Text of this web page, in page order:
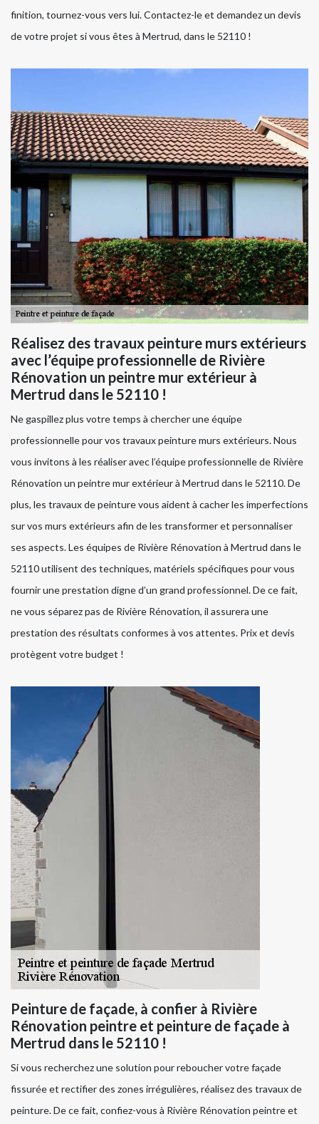
finition, tournez-vous vers lui. Contactez-le et demandez un devis
de votre projet si vous êtes à Mertrud, dans le 52110 !
Réalisez des travaux peinture murs extérieurs
avec l’équipe professionnelle de Rivière
Rénovation un peintre mur extérieur à
Mertrud dans le 52110 !
Ne gaspillez plus votre temps à chercher une équipe
professionnelle pour vos travaux peinture murs extérieurs. Nous
vous invitons à les réaliser avec l’équipe professionnelle de Rivière
Rénovation un peintre mur extérieur à Mertrud dans le 52110. De
plus, les travaux de peinture vous aident à cacher les imperfections
sur vos murs extérieurs afin de les transformer et personnaliser
ses aspects. Les équipes de Rivière Rénovation à Mertrud dans le
52110 utilisent des techniques, matériels spécifiques pour vous
fournir une prestation digne d’un grand professionnel. De ce fait,
ne vous séparez pas de Rivière Rénovation, il assurera une
prestation des résultats conformes à vos attentes. Prix et devis
protègent votre budget !
Peinture de façade, à confier à Rivière
Rénovation peintre et peinture de façade à
Mertrud dans le 52110 !
Si vous recherchez une solution pour reboucher votre façade
fissurée et rectifier des zones irrégulières, réalisez des travaux de
peinture. De ce fait, confiez-vous à Rivière Rénovation peintre et